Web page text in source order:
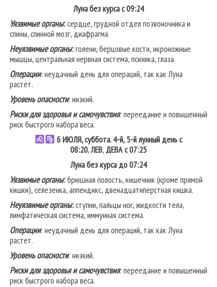
Луна без курса с 09:24
Уязвимые органы:сердце, грудной отдел позвоночника и
спины, спинной мозг, диафрагма.
Неуязвимые органы:голени, берцовые кости, икроножные
мышцы, центральная нервная система, психика, глаза.
Операции: неудачный день для операций, так как Луна
растет.
Уровень опасности: низкий.
Риски для здоровья и самочувствия: переедание и повышенный
риск быстрого набора веса.
6ИЮЛЯ, суббота. 4-й, 5-й лунный день с
08:20.ЛЕВ, ДЕВАс 07:25
Луна без курса до 07:24
Уязвимые органы:брюшная полость, кишечник (кроме прямой
кишки), селезенка, аппендикс, двенадцатиперстная кишка.
Неуязвимые органы:ступни, пальцы ног, жидкости тела,
лимфатическая система, иммунная система.
Операции: неудачный день для операций, так как Луна
растет.
Уровень опасности: низкий.
Риски для здоровья и самочувствия: переедание и повышенный
риск быстрого набора веса.